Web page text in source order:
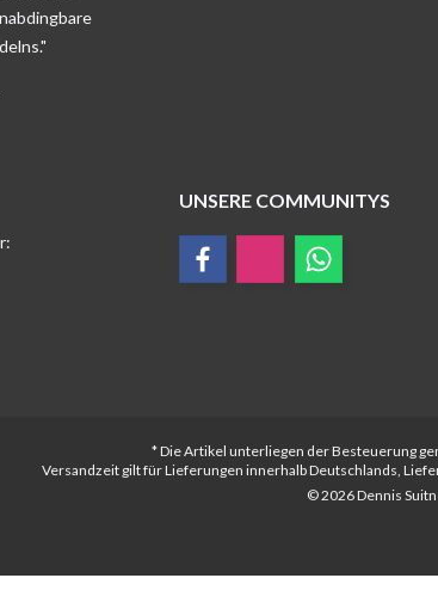
UNSERE COMMUNITYS
* Die Artikel unterliegen der Besteuerung
Versandzeit gilt für Lieferungen innerhalb Deutschlands,
© 2026 Dennis